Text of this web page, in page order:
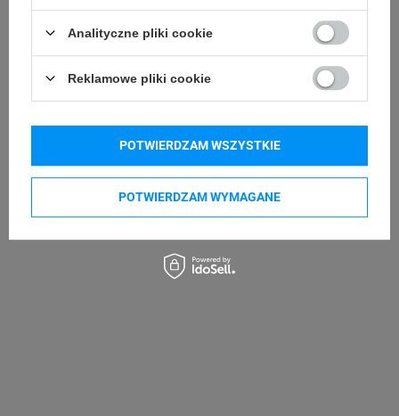
Godex ZX1200i Godex ZX1300i
Godex ZX1600i Godex GE300
Kupowane razem
Analityczne pliki cookie
Reklamowe pliki cookie
POTWIERDZAM WYMAGANE
POTWIERDZAM WSZYSTKIE